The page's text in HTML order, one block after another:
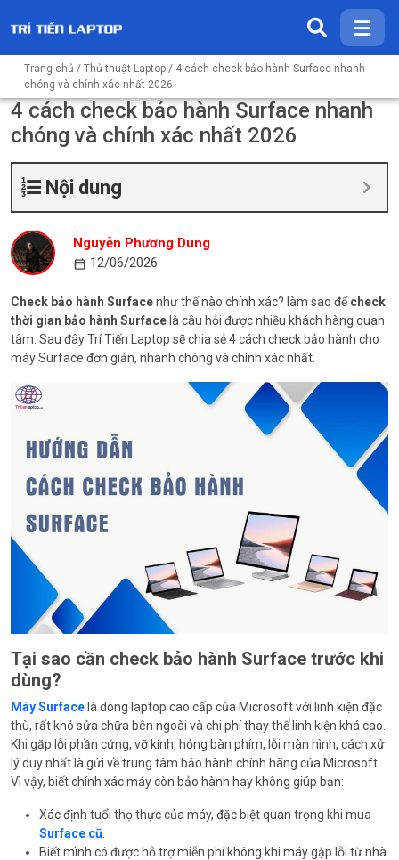
Trang chủ / Thủ thuật Laptop / 4 cách check bảo hành Surface nhanh
chóng và chính xác nhất 2026
4 cách check bảo hành Surface nhanh
chóng và chính xác nhất 2026
Nội dung
Nguyễn Phương Dung
12/06/2026
Check bảo hành Surfacenhư thế nào chính xác? làm sao đểcheck
thời gian bảo hành Surface là câu hỏi được nhiều khách hàng quan
tâm. Sau đây Trí Tiến Laptop sẽ chia sẻ 4 cách check bảo hành cho
máy Surface đơn giản, nhanh chóng và chính xác nhất.
Tại sao cần check bảo hành Surface trước khi
dùng?
Máy Surfacelà dòng laptop cao cấp của Microsoft với linh kiện đặc
thù, rất khó sửa chữa bên ngoài và chi phí thay thế linh kiện khá cao.
Khi gặp lỗi phần cứng, vỡ kính, hỏng bàn phím, lỗi màn hình, cách xử
lý duy nhất là gửi về trung tâm bảo hành chính hãng của Microsoft.
Vì vậy, biết chính xác máy còn bảo hành hay không giúp bạn:
Xác định tuổi thọ thực của máy, đặc biệt quan trọng khi mua
Surface cũ
Biết mình có được hỗ trợ miễn phí không khi máy gặp lỗi từ nhà